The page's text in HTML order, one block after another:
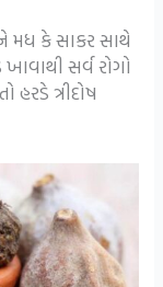
મધ કે સાકર સાથે
સર્વ રોગો
ત્રીદોષ